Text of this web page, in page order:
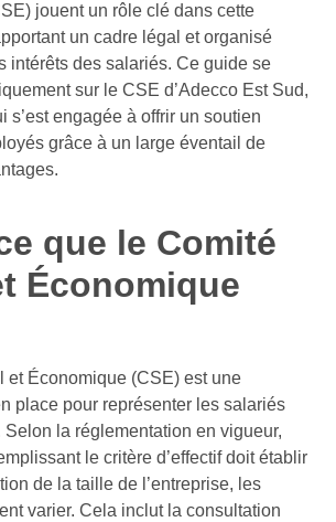
jouent un rôle clé dans cette
un cadre légal et organisé
intérêts des salariés. Ce guide se
sur le CSE d’Adecco Est Sud,
s’est engagée à offrir un soutien
grâce à un large éventail de
que le Comité
Économique
et Économique (CSE) est une
place pour représenter les salariés
Selon la réglementation en vigueur,
le critère d’effectif doit établir
de la taille de l’entreprise, les
varier. Cela inclut la consultation